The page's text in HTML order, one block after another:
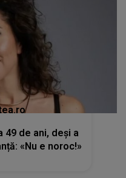
49 de ani, deși a
«Nu e noroc!»